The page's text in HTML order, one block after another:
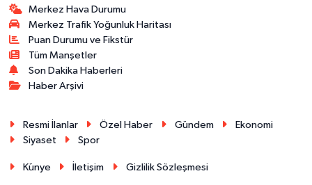
Merkez Hava Durumu
Merkez Trafik Yoğunluk Haritası
Puan Durumu ve Fikstür
Tüm Manşetler
Son Dakika Haberleri
Haber Arşivi
Resmi İlanlar Özel Haber Gündem
Ekonomi
Siyaset
Spor
Künye İletişim Gizlilik Sözleşmesi